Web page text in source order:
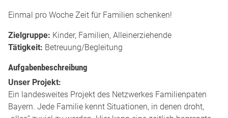
Einmal pro Woche Zeit für Familien schenken!
Zielgruppe: Kinder, Familien, Alleinerziehende
Tätigkeit: Betreuung/Begleitung
Aufgabenbeschreibung
Unser Projekt:
Ein landesweites Projekt des Netzwerkes Familienpaten
Bayern. Jede Familie kennt Situationen, in denen droht,